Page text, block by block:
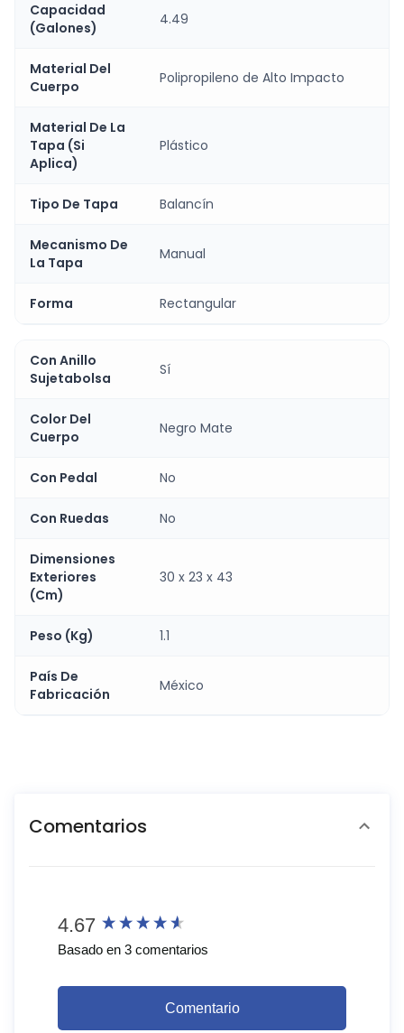
Capacidad
(Galones)
4.49
Material Del
Cuerpo
Polipropileno de Alto Impacto
Material De La
Tapa (Si
Aplica)
Plástico
Tipo De Tapa Balancín
Mecanismo De
La Tapa
Manual
Forma Rectangular
Con Anillo
Sujetabolsa
Sí
Color Del
Cuerpo
Negro Mate
Con Pedal No
Con Ruedas No
Dimensiones
Exteriores
(Cm)
30 x 23 x 43
Peso (Kg) 1.1
País De
Fabricación
México
Comentarios
4.67
Basado en 3 comentarios
Comentario
New content loaded